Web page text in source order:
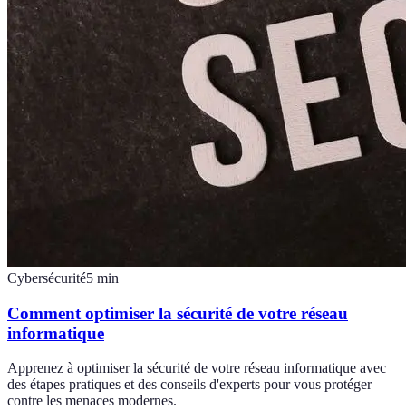
Cybersécurité5 min
Comment optimiser la sécurité de votre réseau
informatique
Apprenez à optimiser la sécurité de votre réseau informatique avec
des étapes pratiques et des conseils d'experts pour vous protéger
contre les menaces modernes.